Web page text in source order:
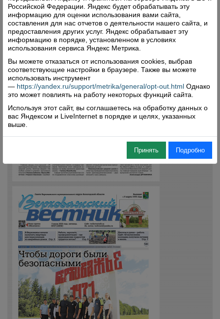
Российской Федерации. Яндекс будет обрабатывать эту
информацию для оценки использования вами сайта,
составления для нас отчетов о деятельности нашего сайта, и
предоставления других услуг. Яндекс обрабатывает эту
информацию в порядке, установленном в условиях
использования сервиса Яндекс Метрика.
Вы можете отказаться от использования cookies, выбрав
соответствующие настройки в браузере. Также вы можете
использовать инструмент
— https://yandex.ru/support/metrika/general/opt-out.html Однако
это может повлиять на работу некоторых функций сайта.
Используя этот сайт, вы соглашаетесь на обработку данных о
вас Яндексом и LiveInternet в порядке и целях, указанных
выше.
Принять Подробно